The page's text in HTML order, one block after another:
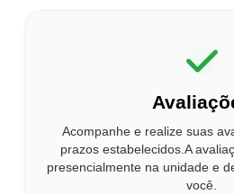
Acompanhe e realize suas
prazos estabelecidos.A
presencialmente na unidade e
você.